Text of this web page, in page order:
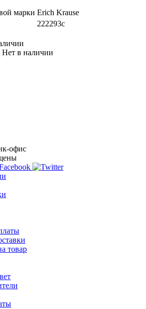
марки Erich Krause
222293с
Нет в наличии
офис
товар